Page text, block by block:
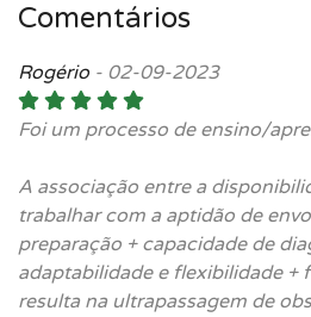
Comentários
Rogério - 02-09-2023
Foi um processo de ensino/
A associação entre a
trabalhar com a aptidão de
preparação + capacidade de
adaptabilidade e flexibilidade +
resulta na ultrapassagem de